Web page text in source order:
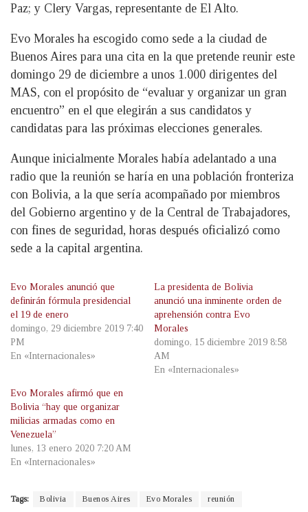
Paz; y Clery Vargas, representante de El Alto.
Evo Morales ha escogido como sede a la ciudad de
Buenos Aires para una cita en la que pretende reunir este
domingo 29 de diciembre a unos 1.000 dirigentes del
MAS, con el propósito de “evaluar y organizar un gran
encuentro” en el que elegirán a sus candidatos y
candidatas para las próximas elecciones generales.
Aunque inicialmente Morales había adelantado a una
radio que la reunión se haría en una población fronteriza
con Bolivia, a la que sería acompañado por miembros
del Gobierno argentino y de la Central de Trabajadores,
con fines de seguridad, horas después oficializó como
sede a la capital argentina.
Evo Morales anunció que
definirán fórmula presidencial
el 19 de enero
domingo, 29 diciembre 2019 7:40
PM
En «Internacionales»
La presidenta de Bolivia
anunció una inminente orden de
aprehensión contra Evo
Morales
domingo, 15 diciembre 2019 8:58
AM
En «Internacionales»
Evo Morales afirmó que en
Bolivia “hay que organizar
milicias armadas como en
Venezuela”
lunes, 13 enero 2020 7:20 AM
En «Internacionales»
Tags: Bolivia Buenos Aires Evo Morales reunión